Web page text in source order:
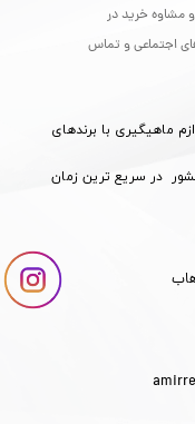
ماهیگیری با برندهای
در سریع ترین زمان
مشاوه خرید در
اجتماعی و تماس